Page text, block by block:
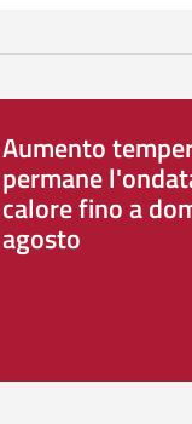
Aumento
permane
calore fino a
agosto